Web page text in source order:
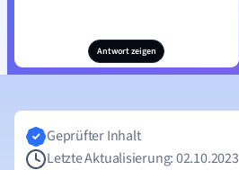
Antwort zeigen
Geprüfter Inhalt
Letzte Aktualisierung: 02.10.2023